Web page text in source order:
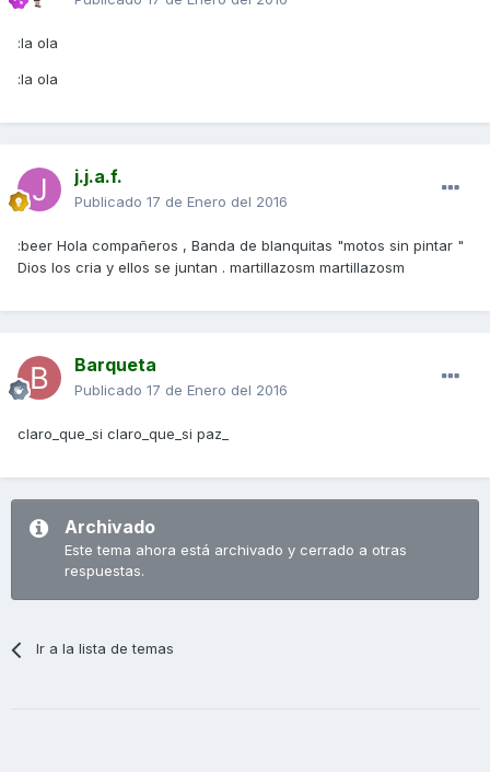
:la ola
:la ola
j.j.a.f.
Publicado 17 de Enero del 2016
:beer Hola compañeros , Banda de blanquitas "motos sin pintar "
Dios los cria y ellos se juntan . martillazosm martillazosm
Barqueta
Publicado 17 de Enero del 2016
claro_que_si claro_que_si paz_
Archivado
Este tema ahora está archivado y cerrado a otras
respuestas.
Ir a la lista de temas